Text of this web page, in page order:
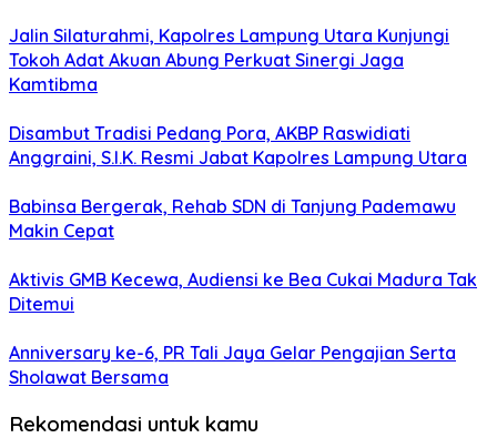
Jalin Silaturahmi, Kapolres Lampung Utara Kunjungi
Tokoh Adat Akuan Abung Perkuat Sinergi Jaga
Kamtibma
Disambut Tradisi Pedang Pora, AKBP Raswidiati
Anggraini, S.I.K. Resmi Jabat Kapolres Lampung Utara
Babinsa Bergerak, Rehab SDN di Tanjung Pademawu
Makin Cepat
Aktivis GMB Kecewa, Audiensi ke Bea Cukai Madura Tak
Ditemui
Anniversary ke-6, PR Tali Jaya Gelar Pengajian Serta
Sholawat Bersama
Rekomendasi untuk kamu